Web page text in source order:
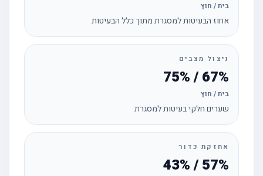
בית / חוץ
אחוז הבעיטות למסגרת מתוך כלל הבעיטות
ניצול מצבים
67% / 75%
בית / חוץ
שערים חלקי בעיטות למסגרת
אחזקת כדור
57% / 43%